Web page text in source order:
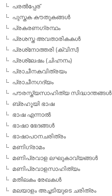
പരല്‍പ്പേര്
പുസ്തക കൗതുകങ്ങള്‍
പ്രകരണഗ്രന്ഥം
പ്രശസ്ത അവതാരികകള്‍
പ്രശ്‌നോത്തരി (ക്വിസ്)
പ്രശ്ലേഷം (ചിഹ്നനം)
പ്രാചീനകവിത്രയം
പ്രാചീനഗദ്യം
പൗരസ്ത്യസാഹിത്യ സിദ്ധാന്തങ്ങള്‍
ബ്രഹൂയി ഭാഷ
ഭാഷ എന്നാല്‍
ഭാഷാ ഭേദങ്ങള്‍
ഭാഷാപഠനചരിത്രം
മണിഗ്രാമം
മണിപ്രവാള ലഘുകാവ്യങ്ങള്‍
മണിപ്രവാളസാഹിത്യം
മതിലകം രേഖകള്‍
മലയാളം അച്ചടിയുടെ ചരിത്രം